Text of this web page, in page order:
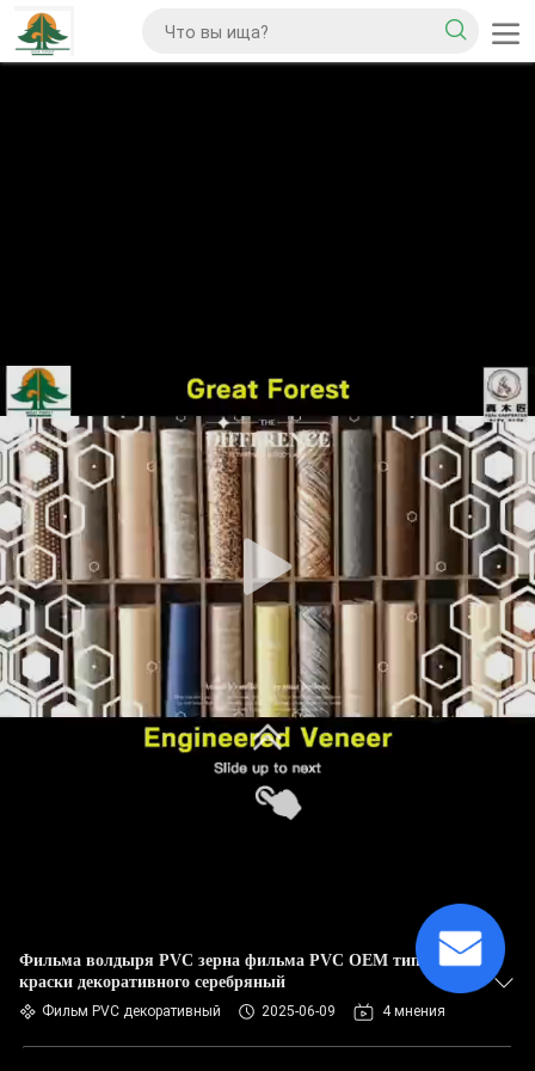
Фильма волдыря PVC зерна фильма PVC OEM тип
краски декоративного серебряный
Фильм PVC декоративный 2025-06-09 4 мнения